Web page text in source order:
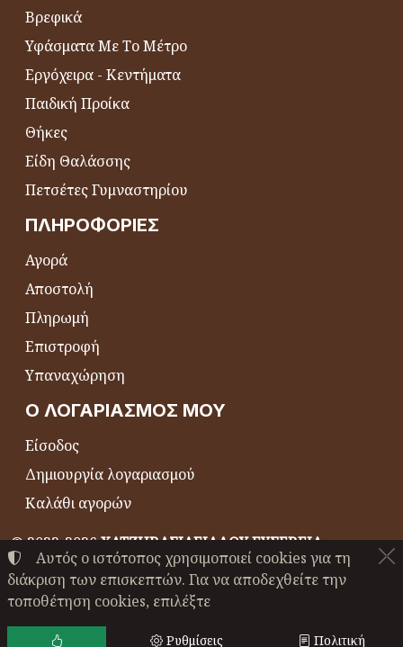
Βρεφικά
Υφάσματα Με Το Μέτρο
Εργόχειρα - Κεντήματα
Παιδική Προίκα
Θήκες
Είδη Θαλάσσης
Πετσέτες Γυμναστηρίου
ΠΛΗΡΟΦΟΡΊΕΣ
Αγορά
Αποστολή
Πληρωμή
Επιστροφή
Υπαναχώρηση
Ο ΛΟΓΑΡΙΑΣΜΌΣ ΜΟΥ
Είσοδος
Δημιουργία λογαριασμού
Καλάθι αγορών
©2022-2026ΧΑΤΖΗΒΑΣΙΛΕΙΑΔΟΥ ΕΥΣΕΒΕΙΑ
ΑΦΜ:EL044864230• Αριθμός ΓΕΜΗ:24489147000
Όροι χρήσης•Πολιτική απορρήτου•Πολιτική cookies
Ρυθμίσεις cookies
Αυτός ο ιστότοπος χρησιμοποιεί cookies για τη
διάκριση των επισκεπτών. Για να αποδεχθείτε την
τοποθέτηση cookies, επιλέξτε
Ρυθμίσεις Πολιτική